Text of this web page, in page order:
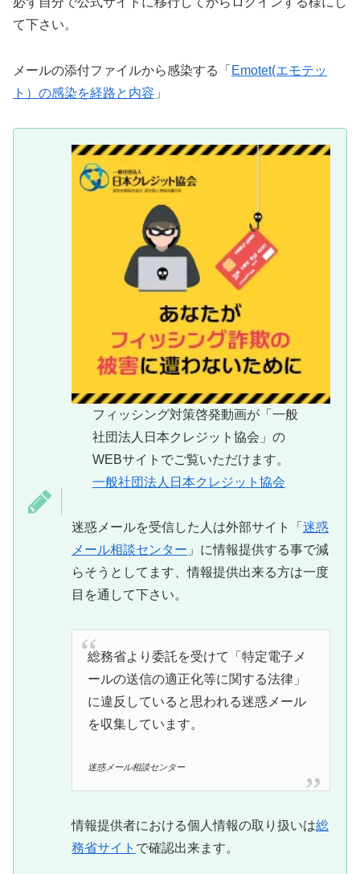
て下さい。
メールの添付ファイルから感染する「 Emotet(エモテッ
ト）の感染を経路と内容 」
フィッシング対策啓発動画が「一般
社団法人日本クレジット協会」の
WEBサイトでご覧いただけます。
一般社団法人日本クレジット協会
迷惑メールを受信した人は外部サイト「 迷惑
メール相談センター 」に情報提供する事で減
らそうとしてます、情報提供出来る方は一度
目を通して下さい。
総務省より委託を受けて「特定電子メ
ールの送信の適正化等に関する法律」
に違反していると思われる迷惑メール
を収集しています。
迷惑メール相談センター
情報提供者における個人情報の取り扱いは総
務省サイト で確認出来ます。